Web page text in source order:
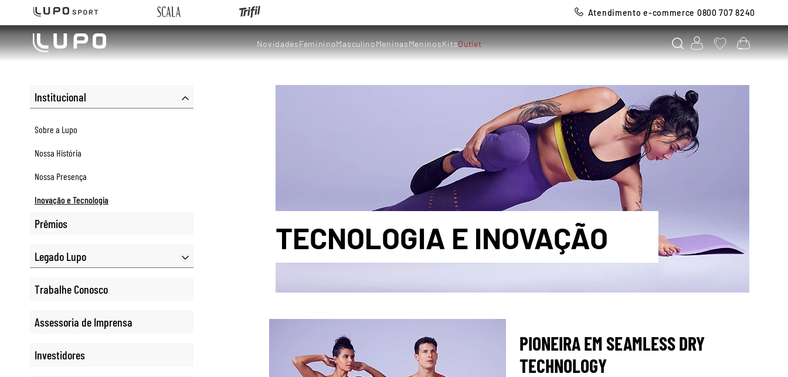
Atendimento e-commerce 0800 707 8240
NovidadesFemininoMasculinoMeninasMeninosKitsOutlet
Institucional
Sobre a Lupo
Nossa História
Nossa Presença
Inovação e Tecnologia
Prêmios
Legado Lupo
Trabalhe Conosco
Assessoria de Imprensa
Investidores
TECNOLOGIA E INOVAÇÃO
PIONEIRA EM SEAMLESS DRY
TECHNOLOGY